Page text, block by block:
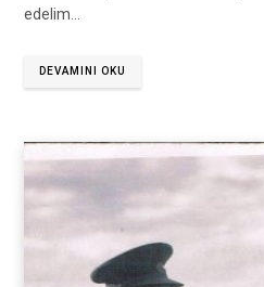
edelim…
DEVAMINI OKU